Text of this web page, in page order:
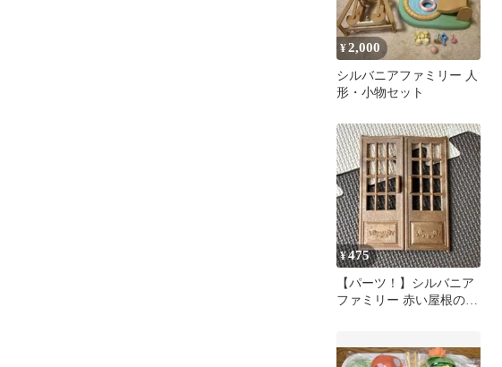
¥2,000
シルバニアファミリー 人
形・小物セット
¥475
【パーツ！】シルバニア
ファミリー 赤い屋根の大